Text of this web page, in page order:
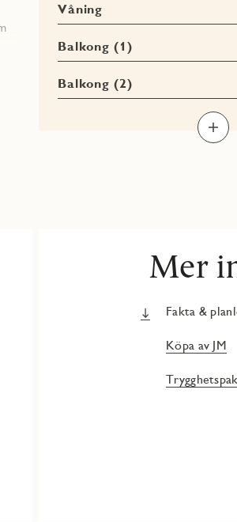
Våning
Balkong (1)
Balkong (2)
Mer
Fakta &
Köpa av JM